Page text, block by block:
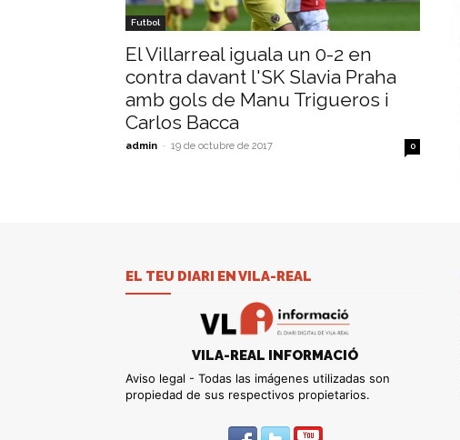
Futbol
El Villarreal iguala un 0-2 en
contra davant l'SK Slavia Praha
amb gols de Manu Trigueros i
Carlos Bacca
admin - 19 de octubre de 2017 0
EL TEU DIARI EN VILA-REAL
VILA-REAL INFORMACIÓ
Aviso legal - Todas las imágenes utilizadas son
propiedad de sus respectivos propietarios.